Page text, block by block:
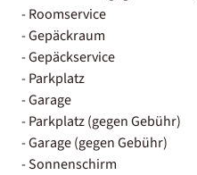
- Roomservice
- Gepäckraum
- Gepäckservice
- Parkplatz
- Garage
- Parkplatz (gegen Gebühr)
- Garage (gegen Gebühr)
- Sonnenschirm